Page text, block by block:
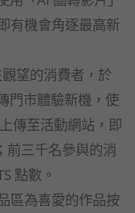
有機會角逐最高新
望的消費者，於
門市體驗新機，使
傳至活動網站，即
前三千名參與的消
點數。
區為喜愛的作品按